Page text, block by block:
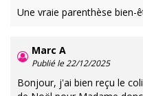
Une vraie parenthèse bien-
Marc A
Publié le 22/12/2025
Bonjour, j'ai bien reçu le